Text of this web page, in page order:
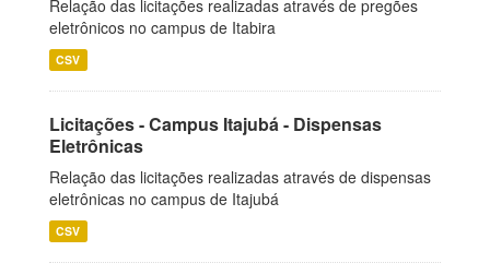
Relação das licitações realizadas através de pregões
eletrônicos no campus de Itabira
CSV
Licitações - Campus Itajubá - Dispensas
Eletrônicas
Relação das licitações realizadas através de dispensas
eletrônicas no campus de Itajubá
CSV